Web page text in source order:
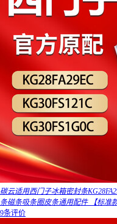
碳云适用西门子冰箱密封条
条磁条吸条圈皮条通用配件 【标准
9条评价